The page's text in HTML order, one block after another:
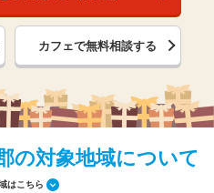
カフェで無料相談する
の対象地域について
はこちら